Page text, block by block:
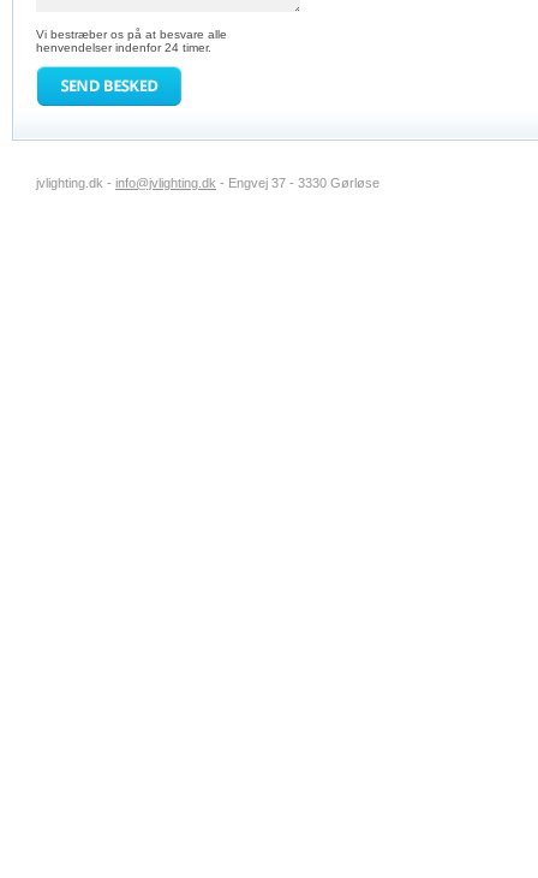
Vi bestræber os på at besvare alle
henvendelser indenfor 24 timer.
jvlighting.dk - info@jvlighting.dk - Engvej 37 - 3330 Gørløse